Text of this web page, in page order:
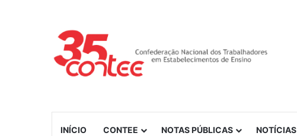
INÍCIO CONTEE NOTAS PÚBLICAS NOTÍCIAS